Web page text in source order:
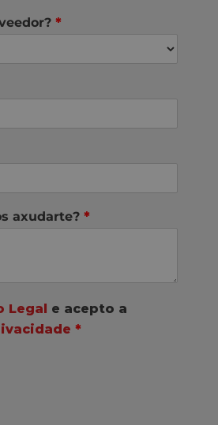
*
axudarte? *
Legal e acepto a
*